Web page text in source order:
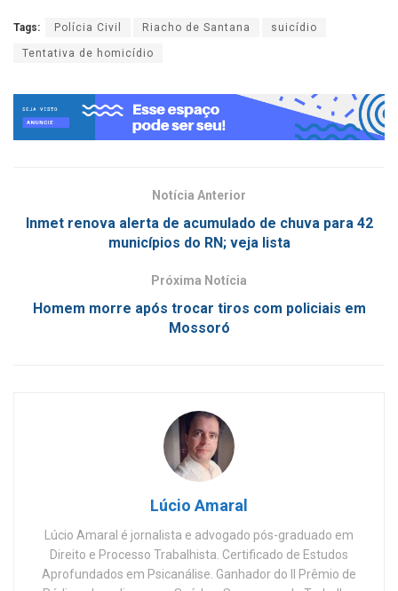
Tags: Polícia Civil Riacho de Santana suicídio
Tentativa de homicídio
Notícia Anterior
Inmet renova alerta de acumulado de chuva para 42
municípios do RN; veja lista
Próxima Notícia
Homem morre após trocar tiros com policiais em
Mossoró
Lúcio Amaral
Lúcio Amaral é jornalista e advogado pós-graduado em
Direito e Processo Trabalhista. Certificado de Estudos
Aprofundados em Psicanálise. Ganhador do II Prêmio de